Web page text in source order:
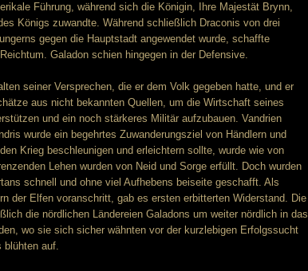
Führung, während sich die Königin, Ihre Majestät Brynn,
Königs zuwandte. Während schließlich Draconis von drei
gegen die Hauptstadt angewendet wurde, schaffte
Galadon schien hingegen in der Defensive.
seiner Versprechen, die er dem Volk gegeben hatte, und er
aus nicht bekannten Quellen, um die Wirtschaft seines
und ein noch stärkeres Militär aufzubauen. Vandrien
wurde ein begehrtes Zuwanderungsziel von Händlern und
Krieg beschleunigen und erleichtern sollte, wurde wie von
Lehen wurden von Neid und Sorge erfüllt. Doch wurden
schnell und ohne viel Aufhebens beiseite geschafft. Als
der Elfen voranschritt, gab es ersten erbitterten Widerstand. Die
die nördlichen Ländereien Galadons um weiter nördlich in das
wo sie sich sicher wähnten vor der kurzlebigen Erfolgssucht
blühten auf.